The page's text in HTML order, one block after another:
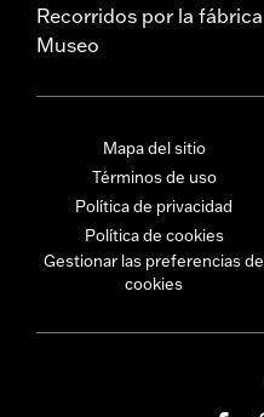
Recorridos por la fábrica
Museo
Mapa del sitio
Términos de uso
Política de privacidad
Política de cookies
Gestionar las preferencias de
cookies